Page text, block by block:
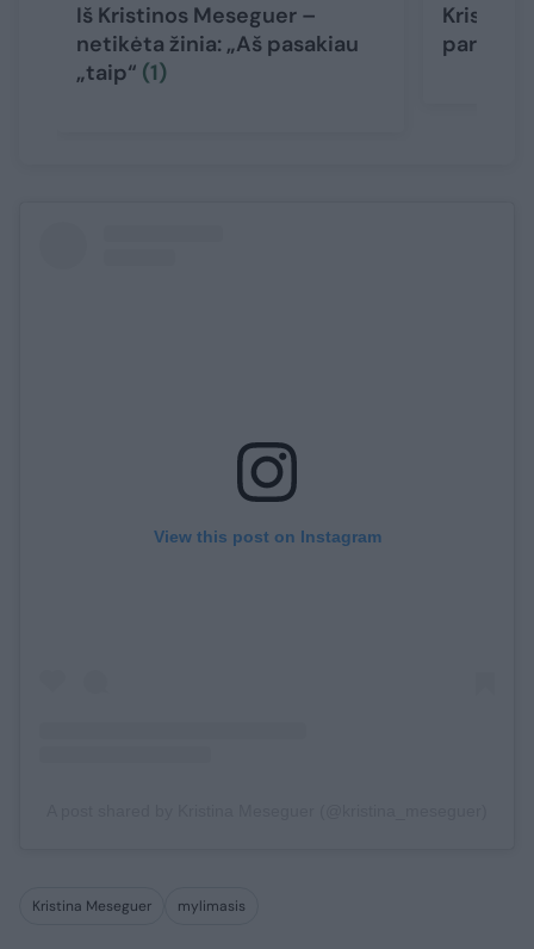
Iš Kristinos Meseguer –
netikėta žinia: „Aš pasakiau
„taip“ (1)
Kristina
parodė
View this post on Instagram
Kristina Meseguer mylimasis